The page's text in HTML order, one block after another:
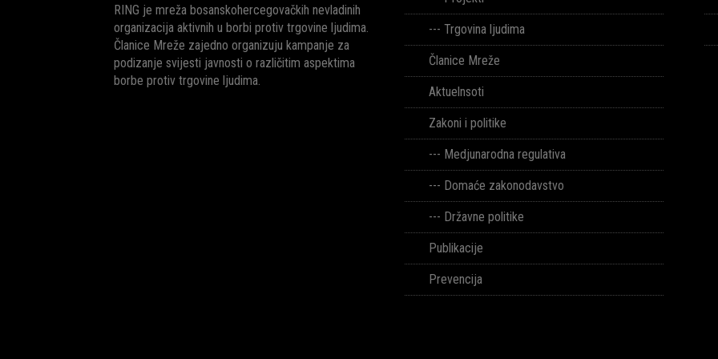
RING je mreža bosanskohercegovačkih nevladinih
organizacija aktivnih u borbi protiv trgovine ljudima.
Članice Mreže zajedno organizuju kampanje za
podizanje svijesti javnosti o različitim aspektima
borbe protiv trgovine ljudima.
--- Trgovina ljudima
Članice Mreže
Aktuelnsoti
Zakoni i politike
--- Medjunarodna regulativa
--- Domaće zakonodavstvo
--- Državne politike
Publikacije
Prevencija